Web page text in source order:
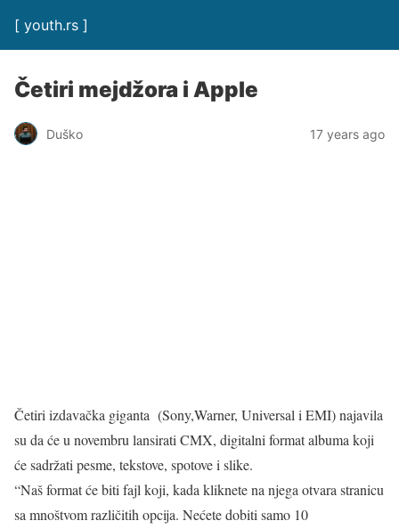
[ youth.rs ]
Četiri mejdžora i Apple
Duško 17 years ago
Četiri izdavačka giganta (Sony,Warner, Universal i EMI) najavila
su da će u novembru lansirati CMX, digitalni format albuma koji
će sadržati pesme, tekstove, spotove i slike.
“Naš format će biti fajl koji, kada kliknete na njega otvara stranicu
sa mnoštvom različitih opcija. Nećete dobiti samo 10